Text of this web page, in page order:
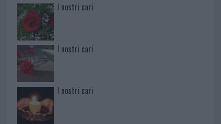
I nostri cari
I nostri cari
I nostri cari